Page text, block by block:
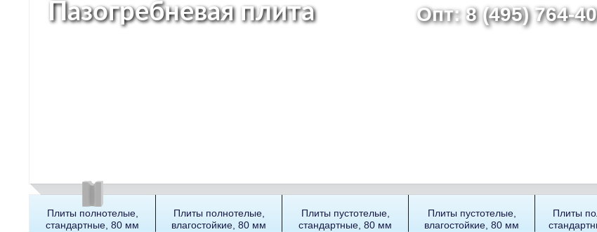
Перейти
Пазогребневая плита Опт: 8 (495) 764-
Плиты полнотелые,
стандартные, 80 мм
Плиты полнотелые,
влагостойкие, 80 мм
Плиты пустотелые,
стандартные, 80 мм
Плиты пустотелые,
влагостойкие, 80 мм
Плиты